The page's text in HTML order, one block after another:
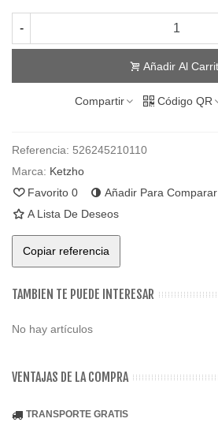
-
Añadir Al
Compartir Código QR
Referencia: 526245210110
Marca: Ketzho
Favorito 0 Añadir Para Comparar
A Lista De Deseos
Copiar referencia
TAMBIEN TE PUEDE INTERESAR
No hay artículos
VENTAJAS DE LA COMPRA
TRANSPORTE GRATIS